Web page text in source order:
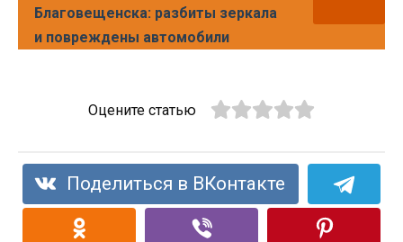
Благовещенска: разбиты зеркала
и повреждены автомобили
Оцените статью
Поделиться в ВКонтакте